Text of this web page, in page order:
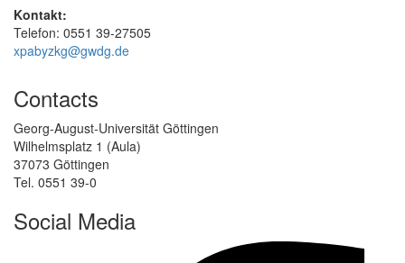
Kontakt:
Telefon: 0551 39-27505
xpabyzkg@gwdg.de
Contacts
Georg-August-Universität Göttingen
Wilhelmsplatz 1 (Aula)
37073 Göttingen
Tel. 0551 39-0
Social Media